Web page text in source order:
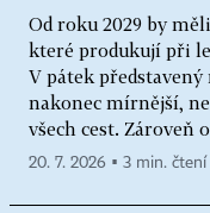
Od roku 2029 by
které produkují při
V pátek
nakonec mírnější,
všech cest. Zároveň
20. 7. 2026 ▪ 3 min. čtení